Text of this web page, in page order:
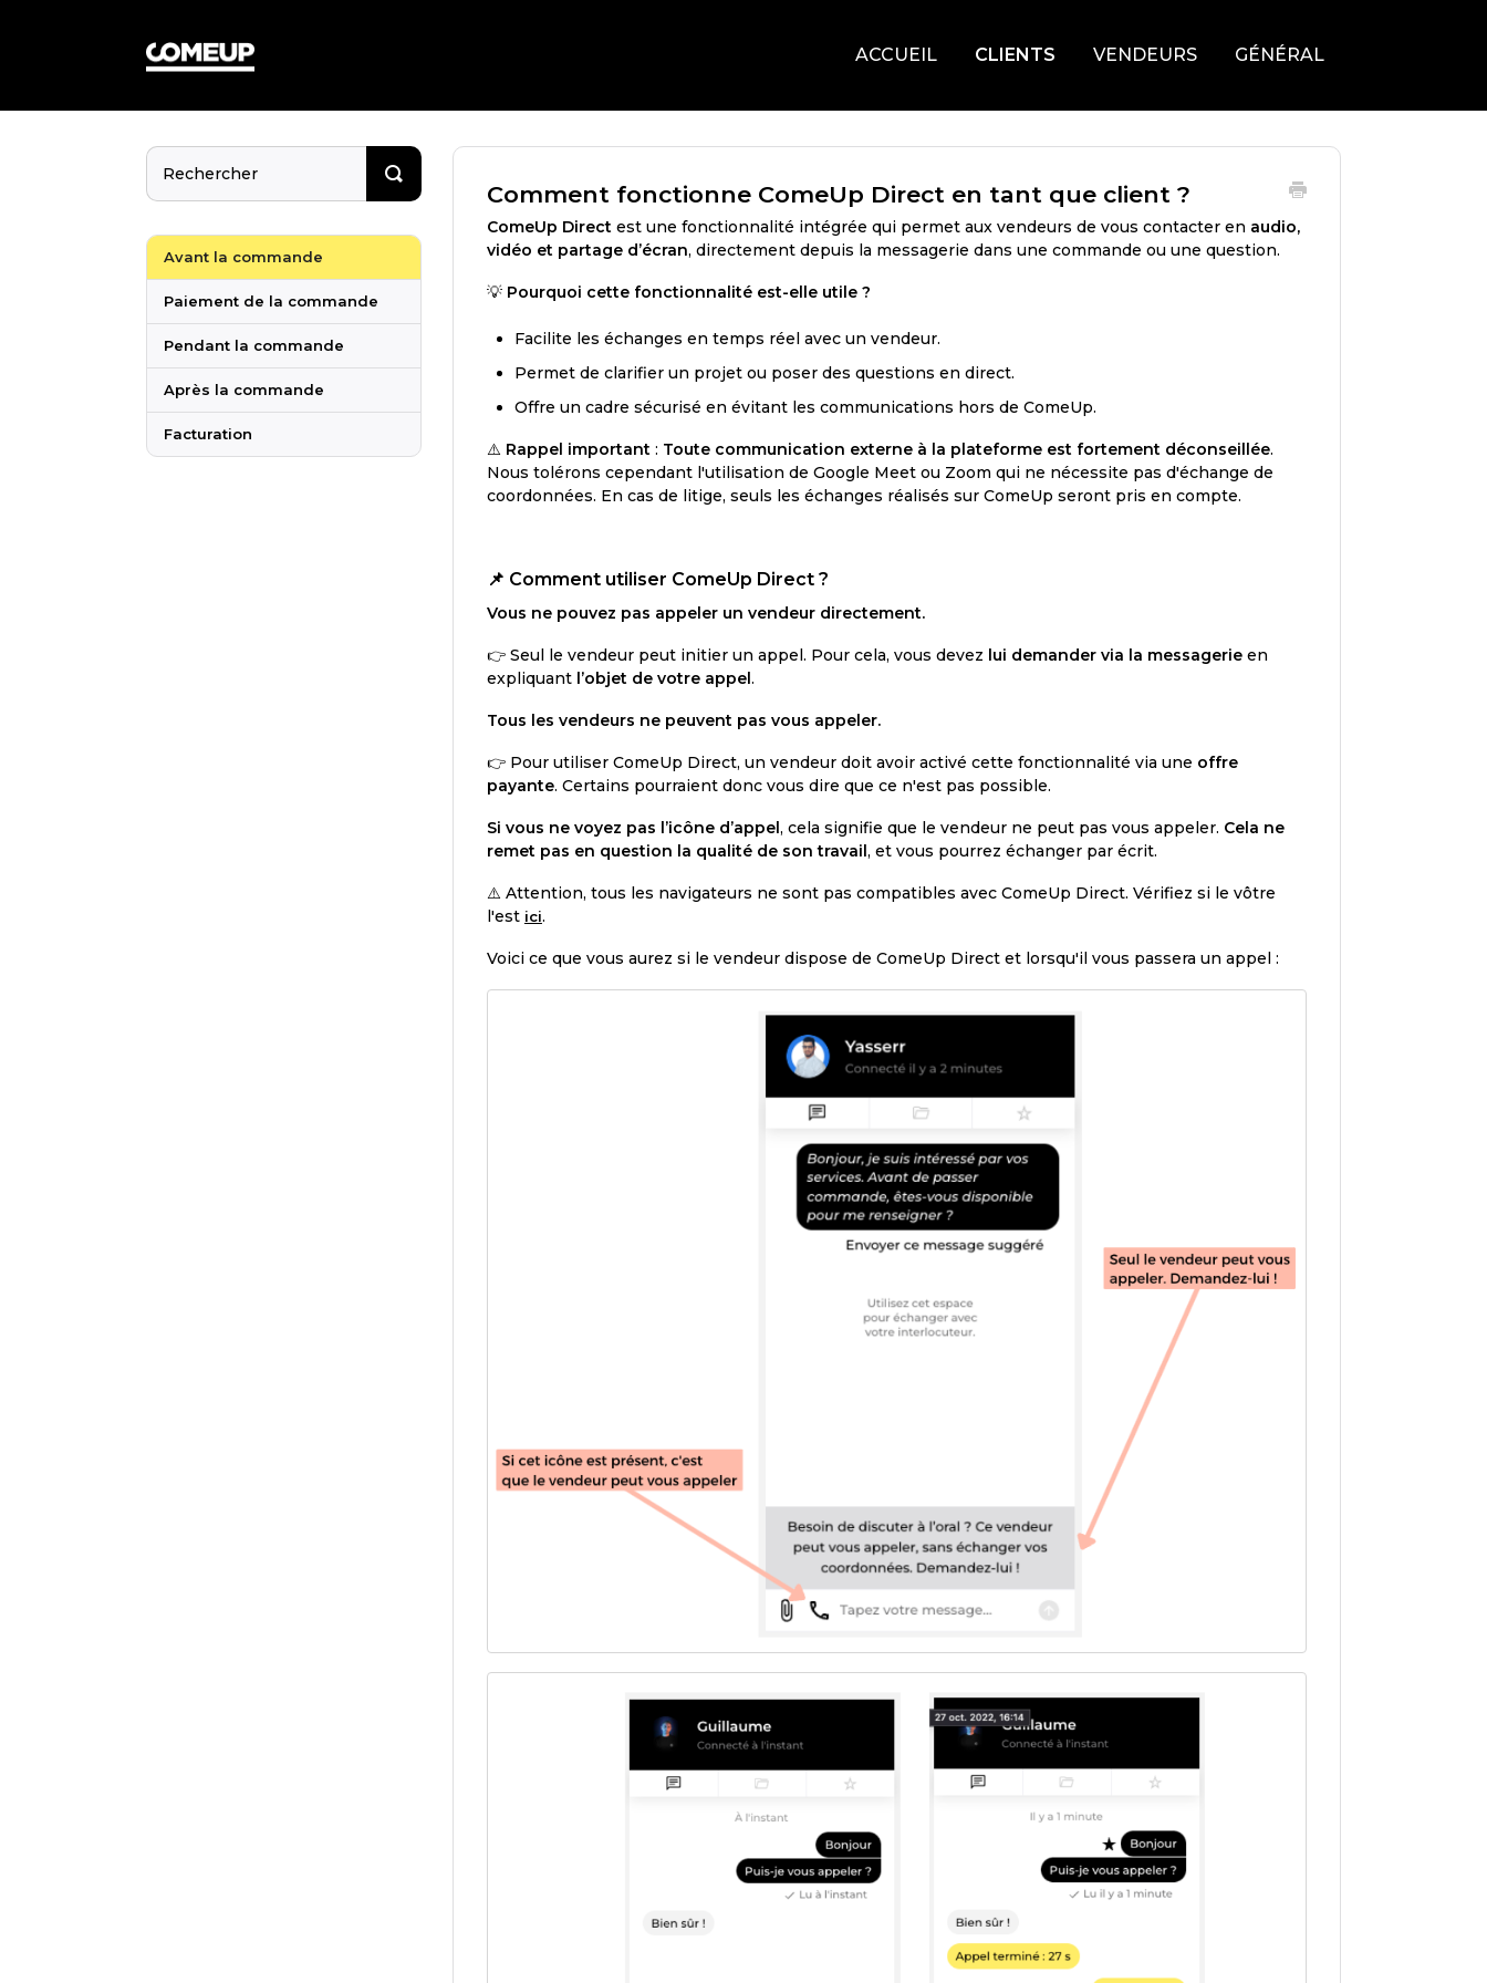
ACCUEIL CLIENTS VENDEURS GÉNÉRAL
Comment fonctionne ComeUp Direct en tant que client ?
ComeUp Direct est une fonctionnalité intégrée qui permet aux vendeurs de vous contacter en audio,
vidéo et partage d’écran, directement depuis la messagerie dans une commande ou une question.
💡 Pourquoi cette fonctionnalité est-elle utile ?
Facilite les échanges en temps réel avec un vendeur.
Permet de clarifier un projet ou poser des questions en direct.
Offre un cadre sécurisé en évitant les communications hors de ComeUp.
⚠️ Rappel important : Toute communication externe à la plateforme est fortement déconseillée.
Nous tolérons cependant l'utilisation de Google Meet ou Zoom qui ne nécessite pas d'échange de
coordonnées. En cas de litige, seuls les échanges réalisés sur ComeUp seront pris en compte.
📌 Comment utiliser ComeUp Direct ?
Vous ne pouvez pas appeler un vendeur directement.
👉 Seul le vendeur peut initier un appel. Pour cela, vous devez lui demander via la messagerieen
expliquant l’objet de votre appel.
Tous les vendeurs ne peuvent pas vous appeler.
👉 Pour utiliser ComeUp Direct, un vendeur doit avoir activé cette fonctionnalité via une offre
payante. Certains pourraient donc vous dire que ce n'est pas possible.
Si vous ne voyez pas l’icône d’appel, cela signifie que le vendeur ne peut pas vous appeler. Cela ne
remet pas en question la qualité de son travail, et vous pourrez échanger par écrit.
⚠️ Attention, tous les navigateurs ne sont pas compatibles avec ComeUp Direct. Vérifiez si le vôtre
l'est ici.
Voici ce que vous aurez si le vendeur dispose de ComeUp Direct et lorsqu'il vous passera un appel :
Avant la commande
Paiement de la commande
Pendant la commande
Après la commande
Facturation